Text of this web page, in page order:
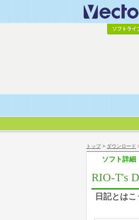
トップ> ダウンロード
ソフト詳細
RIO-T's
日記とは
ソフトライ